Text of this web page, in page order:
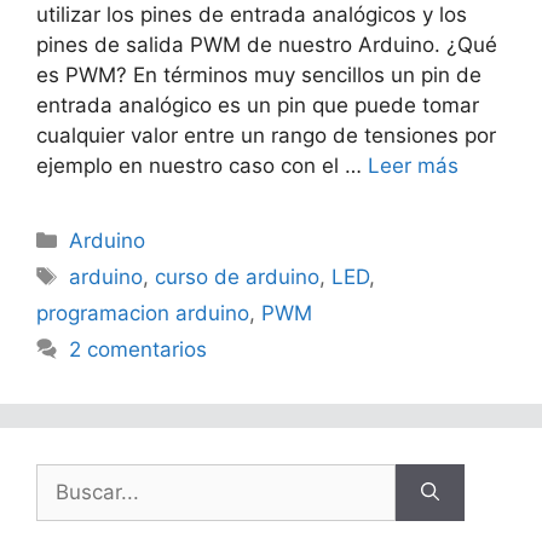
utilizar los pines de entrada analógicos y los
pines de salida PWM de nuestro Arduino. ¿Qué
es PWM? En términos muy sencillos un pin de
entrada analógico es un pin que puede tomar
cualquier valor entre un rango de tensiones por
ejemplo en nuestro caso con el … Leer más
Categorías
Arduino
Etiquetas
arduino, curso de arduino, LED,
programacion arduino, PWM
2 comentarios